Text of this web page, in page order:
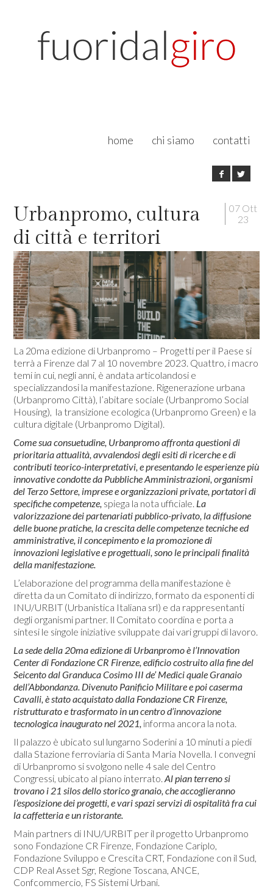
home chi siamo contatti
07 Ott
23
Urbanpromo, cultura
di città e territori
La 20ma edizione di Urbanpromo – Progetti per il Paese si
terrà a Firenze dal 7 al 10 novembre 2023. Quattro, i macro
temi in cui, negli anni, è andata articolandosi e
specializzandosi la manifestazione. Rigenerazione urbana
(Urbanpromo Città), l’abitare sociale (Urbanpromo Social
Housing), la transizione ecologica (Urbanpromo Green) e la
cultura digitale (Urbanpromo Digital).
Come sua consuetudine, Urbanpromo affronta questioni di
prioritaria attualità, avvalendosi degli esiti di ricerche e di
contributi teorico-interpretativi, e presentando le esperienze più
innovative condotte da Pubbliche Amministrazioni, organismi
del Terzo Settore, imprese e organizzazioni private, portatori di
specifiche competenze, spiega la nota ufficiale. La
valorizzazione dei partenariati pubblico-privato, la diffusione
delle buone pratiche, la crescita delle competenze tecniche ed
amministrative, il concepimento e la promozione di
innovazioni legislative e progettuali, sono le principali finalità
della manifestazione.
L’elaborazione del programma della manifestazione è
diretta da un Comitato di indirizzo, formato da esponenti di
INU/URBIT (Urbanistica Italiana srl) e da rappresentanti
degli organismi partner. Il Comitato coordina e porta a
sintesi le singole iniziative sviluppate dai vari gruppi di lavoro.
La sede della 20ma edizione di Urbanpromo è l’Innovation
Center di Fondazione CR Firenze, edificio costruito alla fine del
Seicento dal Granduca Cosimo III de’ Medici quale Granaio
dell’Abbondanza. Divenuto Panificio Militare e poi caserma
Cavalli, è stato acquistato dalla Fondazione CR Firenze,
ristrutturato e trasformato in un centro d’innovazione
tecnologica inaugurato nel 2021, informa ancora la nota.
Il palazzo è ubicato sul lungarno Soderini a 10 minuti a piedi
dalla Stazione ferroviaria di Santa Maria Novella. I convegni
di Urbanpromo si svolgono nelle 4 sale del Centro
Congressi, ubicato al piano interrato.Al pian terreno si
trovano i 21 silos dello storico granaio, che accoglieranno
l’esposizione dei progetti, e vari spazi servizi di ospitalità fra cui
la caffetteria e un ristorante.
Main partners di INU/URBIT per il progetto Urbanpromo
sono Fondazione CR Firenze, Fondazione Cariplo,
Fondazione Sviluppo e Crescita CRT, Fondazione con il Sud,
CDP Real Asset Sgr, Regione Toscana, ANCE,
Confcommercio, FS Sistemi Urbani.